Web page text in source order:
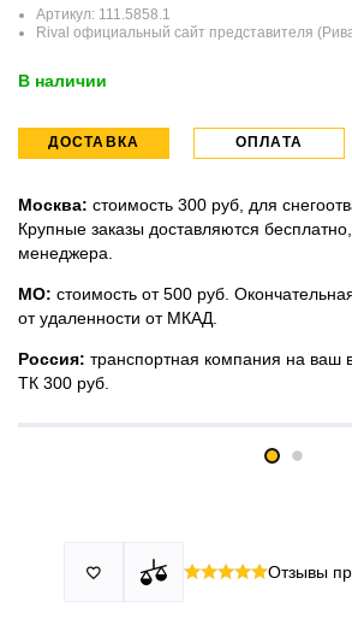
Артикул: 111.5858.1
Rival официальный сайт представителя
В наличии
ДОСТАВКА ОПЛАТА
Москва: стоимость 300 руб, для
Крупные заказы доставляются
менеджера.
МО: стоимость от 500 руб.
от удаленности от МКАД.
Россия: транспортная компания на ваш
ТК 300 руб.
Принимаем все виды оплаты в том
По России: оплата производится до
У нас 2 установочных центра:г. Москва,
скидка 25%
 Отзывы